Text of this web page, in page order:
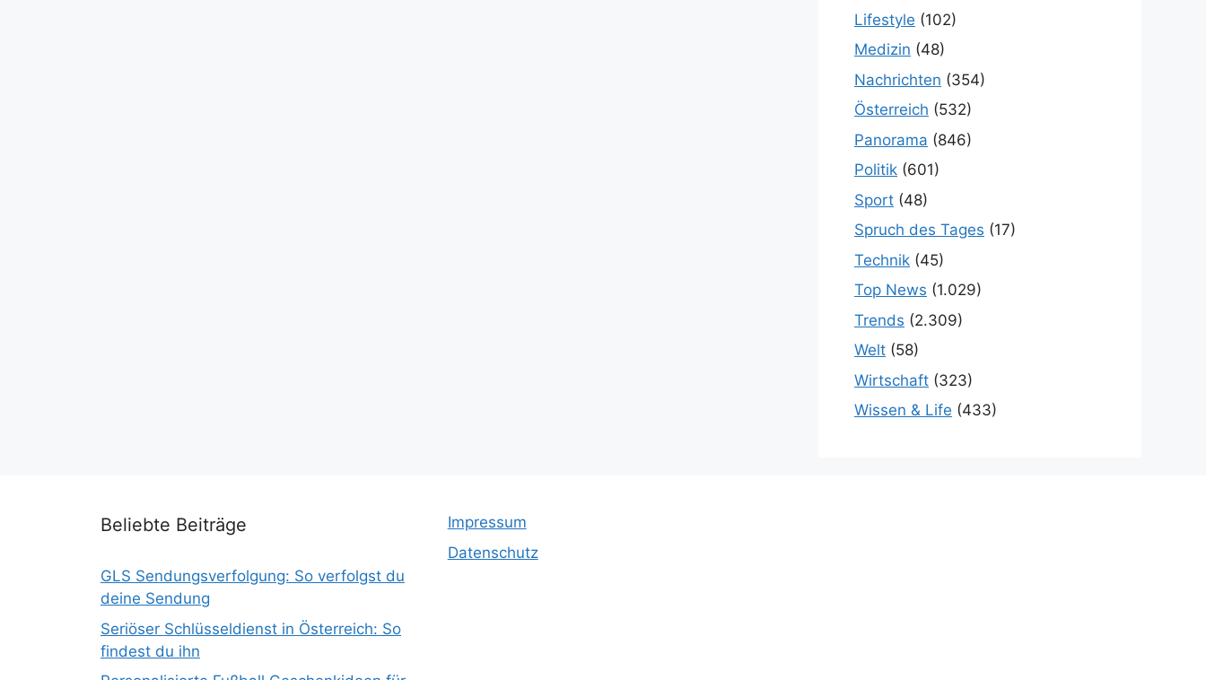
Lifestyle (102)
Medizin (48)
Nachrichten (354)
Österreich (532)
Panorama (846)
Politik (601)
Sport (48)
Spruch des Tages (17)
Technik (45)
Top News (1.029)
Trends (2.309)
Welt (58)
Wirtschaft (323)
Wissen & Life (433)
Beliebte Beiträge
GLS Sendungsverfolgung: So verfolgst du
deine Sendung
Seriöser Schlüsseldienst in Österreich: So
findest du ihn
Impressum
Datenschutz